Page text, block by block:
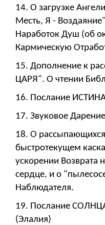
14. О загрузке
Месть, Я -
Наработок Душ (об
Кармическую
15. Дополнение к
ЦАРЯ". О чтении
16. Послание
17. Звуковое
18. О
быстротекущем
ускорении Возврата
сердце, и о
Наблюдателя.
19. Послание
(Элалия)